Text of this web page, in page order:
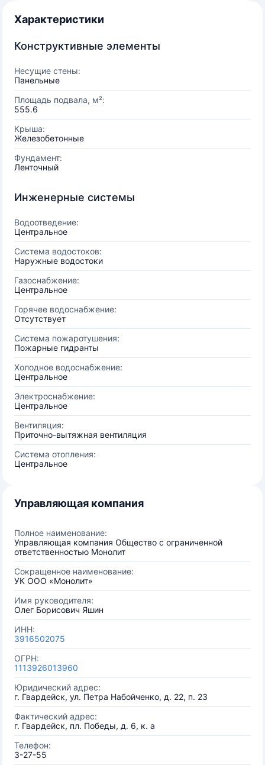
Характеристики
Конструктивные элементы
Несущие стены:
Панельные
Площадь подвала, м²:
555.6
Крыша:
Железобетонные
Фундамент:
Ленточный
Инженерные системы
Водоотведение:
Центральное
Система водостоков:
Наружные водостоки
Газоснабжение:
Центральное
Горячее водоснабжение:
Отсутствует
Система пожаротушения:
Пожарные гидранты
Холодное водоснабжение:
Центральное
Электроснабжение:
Центральное
Вентиляция:
Приточно-вытяжная вентиляция
Система отопления:
Центральное
Управляющая компания
Полное наименование:
Управляющая компания Общество с ограниченной
ответственностью Монолит
Сокращенное наименование:
УК ООО «Монолит»
Имя руководителя:
Олег Борисович Яшин
ИНН:
3916502075
ОГРН:
1113926013960
Юридический адрес:
г. Гвардейск, ул. Петра Набойченко, д. 22, п. 23
Фактический адрес:
г. Гвардейск, пл. Победы, д. 6, к. а
Телефон:
3-27-55